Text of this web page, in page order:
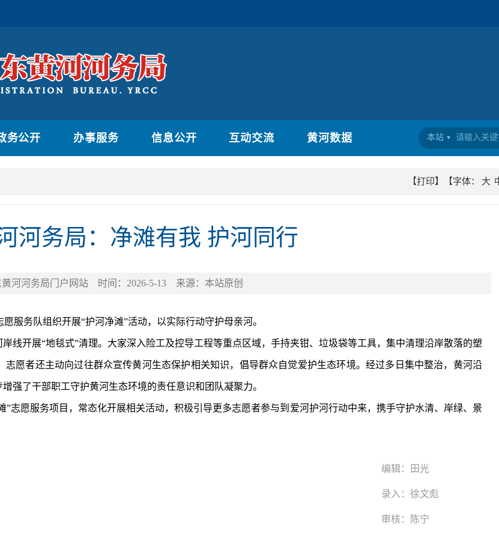
务公开 办事服务 信息公开 互动交流 黄河数据 本站
【打印】 【字体： 大
河务局：净滩有我 护河同行
黄河河务局门户网站 时间： 2026-5-13 来源： 本站原创
服务队组织开展“护河净滩”活动，以实际行动守护母亲河。
愿者还主动向过往群众宣传黄河生态保护相关知识，倡导群众自觉爱护生态环境。经过多日集中整治，黄河沿
强了干部职工守护黄河生态环境的责任意识和团队凝聚力。
编辑： 田光
录入： 徐文彪
审核： 陈宁